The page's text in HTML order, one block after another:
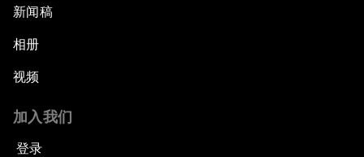
新闻稿
相册
视频
加入我们
登录